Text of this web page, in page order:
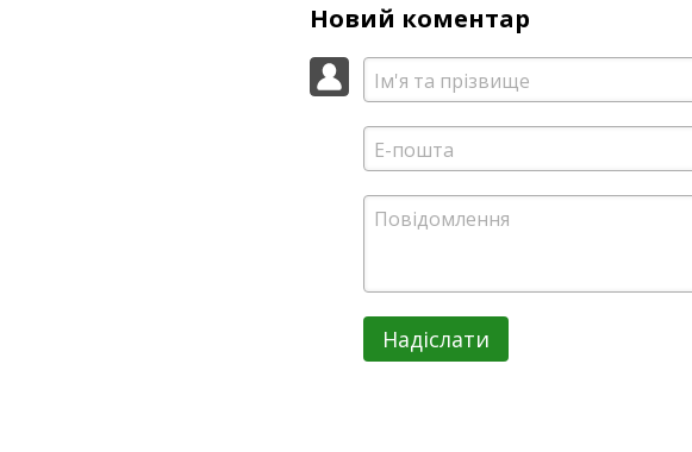
Новий коментар
Надіслати